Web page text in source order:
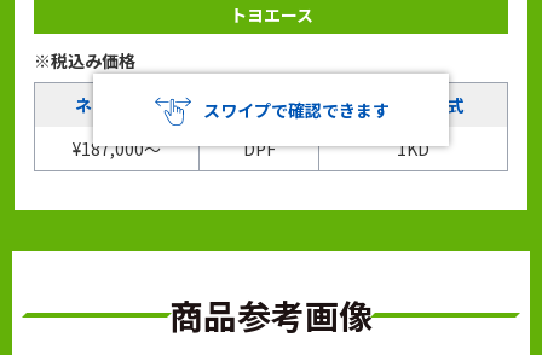
トヨエース
※税込み価格
ネット価格
タイプ
エンジン型式
¥187,000～
DPF 1KD
スワイプで確認できます
商品参考画像